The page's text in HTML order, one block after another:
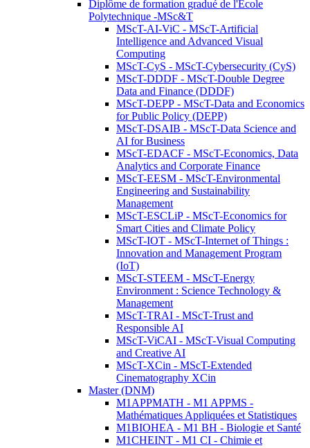
Diplôme de formation gradué de l'Ecole
Polytechnique -MSc&T
MScT-AI-ViC - MScT-Artificial
Intelligence and Advanced Visual
Computing
MScT-CyS - MScT-Cybersecurity (CyS)
MScT-DDDF - MScT-Double Degree
Data and Finance (DDDF)
MScT-DEPP - MScT-Data and Economics
for Public Policy (DEPP)
MScT-DSAIB - MScT-Data Science and
AI for Business
MScT-EDACF - MScT-Economics, Data
Analytics and Corporate Finance
MScT-EESM - MScT-Environmental
Engineering and Sustainability
Management
MScT-ESCLiP - MScT-Economics for
Smart Cities and Climate Policy
MScT-IOT - MScT-Internet of Things :
Innovation and Management Program
(IoT)
MScT-STEEM - MScT-Energy
Environment : Science Technology &
Management
MScT-TRAI - MScT-Trust and
Responsible AI
MScT-ViCAI - MScT-Visual Computing
and Creative AI
MScT-XCin - MScT-Extended
Cinematography XCin
Master (DNM)
M1APPMATH - M1 APPMS -
Mathématiques Appliquées et Statistiques
M1BIOHEA - M1 BH - Biologie et Santé
M1CHEINT - M1 CI - Chimie et